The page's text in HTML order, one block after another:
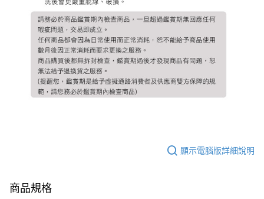
顯示電腦版詳細說明
商品規格